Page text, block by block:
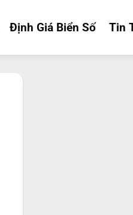
Định Giá Biển Số Tin